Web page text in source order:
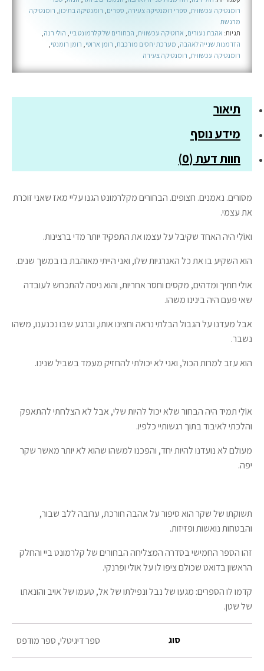
שקר
-
ספר
חמישי
קלרמונט
רומנטיקה עכשווית, ספרי רומנטיקה צעירה, ספרים, רומנטיקה בתיכון, רומנטיקה
מרגשת
תגיות: אהבת נעורים, ארוטיקה עכשווית, הבחורים של קלרמונט ביי, הולי רנה,
הזדמנות שנייה לאהבה, מערכת יחסים מורכבת, רומן ארוטי, רומן רומנטי,
רומנטיקה עכשווית, רומנטיקה צעירה
תיאור
מידע נוסף
חוות דעת (0)
מסורים. נאמנים. חצופים. הבחורים מקלרמונט הגנו עליי מאז שאני זוכרת
את עצמי.
ואוֹלִי היה האחד שקיבל על עצמו את התפקיד יותר מדי ברצינות.
הוא השקיע בו את כל האנרגיות שלו, ואני הייתי מאוהבת בו במשך שנים.
אולי חתיך ומדהים, מקסים וחסר אחריות, והוא ניסה להתכחש לעובדה
שאי פעם היה בינינו משהו.
אבל מעדנו על הגבול הבלתי נראה וחצינו אותו, וברגע שבו נכנענו, משהו
נשבר.
הוא עזב למרות הכול, ואני לא יכולתי להחזיק מעמד בשביל שנינו.
אוֹלִי תמיד היה הבחור שלא יכול להיות שלי, אבל לא הצלחתי להתאפק
והלכתי לאיבוד בתוך רגשותיי כלפיו.
מעולם לא נועדנו להיות יחד, והפכנו למשהו שהוא לא יותר מאשר שקר
יפה.
תשוקתו של שקר הוא סיפור על אהבה חורכת, ערובה ללב שבור,
והבטחות נואשות ופזיזות.
זהו הספר החמישי בסדרה המצליחה הבחורים של קלרמונט ביי והחלק
הראשון בדואט שכולם ציפו לו על אולי ופרנקי.
קדמו לו הספרים: מגעו של נבל ונפילתו של אל, טעמו של אויב והונאתו
של שטן.
סוג ספר דיגיטלי, ספר מודפס